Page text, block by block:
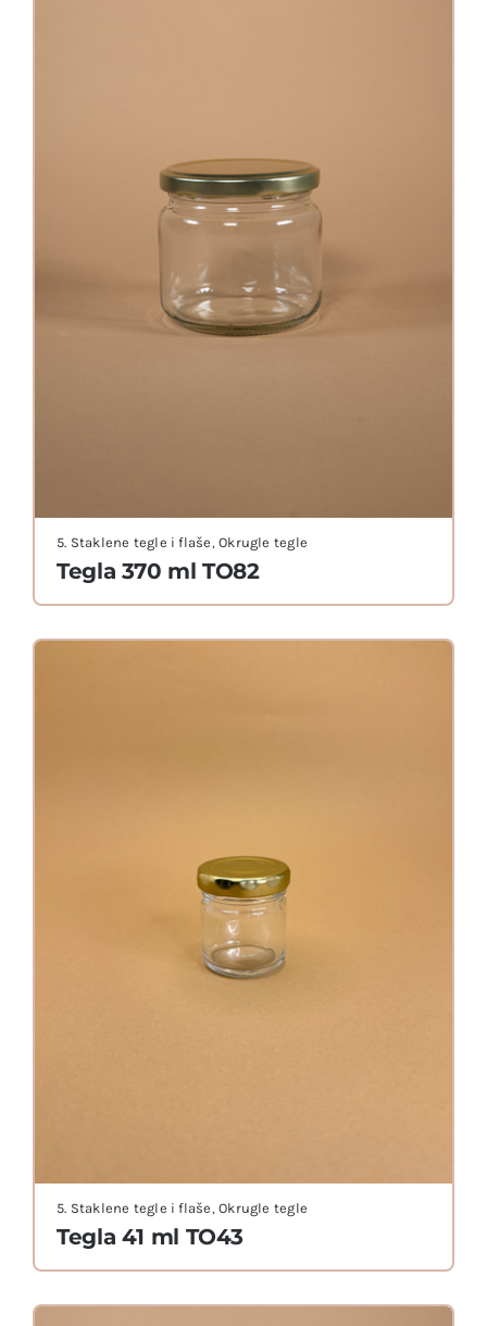
Tegla 370 ml TO82
5. Staklene tegle i flaše,Okrugle tegle
Tegla 41 ml TO43
5. Staklene tegle i flaše,Okrugle tegle